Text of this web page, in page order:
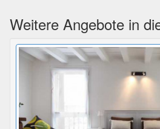
Weitere Angebote in